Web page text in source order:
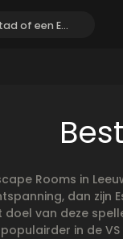
Rooms in
dan zijn
doel van deze
in de